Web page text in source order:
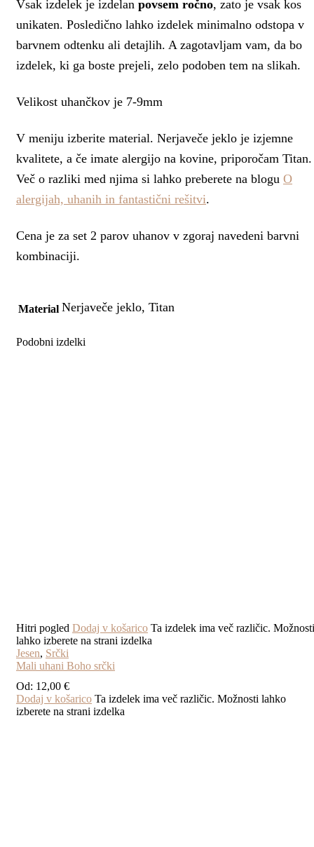
Vsak izdelek je izdelan povsem ročno, zato je vsak kos
unikaten. Posledično lahko izdelek minimalno odstopa v
barvnem odtenku ali detajlih. A zagotavljam vam, da bo
izdelek, ki ga boste prejeli, zelo podoben tem na slikah.
Velikost uhančkov je 7-9mm
V meniju izberite material. Nerjaveče jeklo je izjemne
kvalitete, a če imate alergijo na kovine, priporočam Titan.
Več o razliki med njima si lahko preberete na blogu O
alergijah, uhanih in fantastični rešitvi.
Cena je za set 2 parov uhanov v zgoraj navedeni barvni
kombinaciji.
Material Nerjaveče jeklo, Titan
Podobni izdelki
Hitri pogled Dodaj v košarico Ta izdelek ima več različic. Možnosti
lahko izberete na strani izdelka
Jesen, Srčki
Mali uhani Boho srčki
Od: 12,00 €
Dodaj v košarico Ta izdelek ima več različic. Možnosti lahko
izberete na strani izdelka